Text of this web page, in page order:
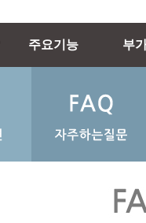
주요기능 부